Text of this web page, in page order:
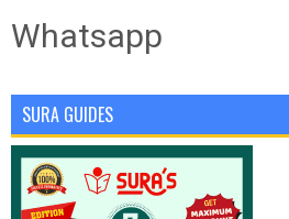
Whatsapp
SURA GUIDES